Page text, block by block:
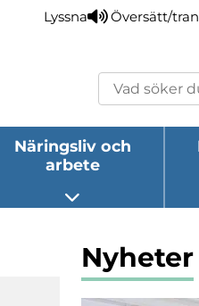
Lyssna Översätt/
Sök
Näringsliv och
arbete
Öppna undermeny
Nyheter